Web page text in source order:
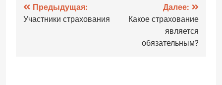
Навигация
по
Предыдущая:
Участники страхования
Далее:
Какое страхование
является
обязательным?